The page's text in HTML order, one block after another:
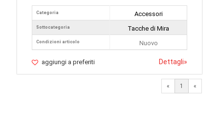
Categoria
Sottocategoria
Condizioni articolo
Accessori
Tacche di Mira
Nuovo
aggiungi a preferiti Dettagli»
« 1 «